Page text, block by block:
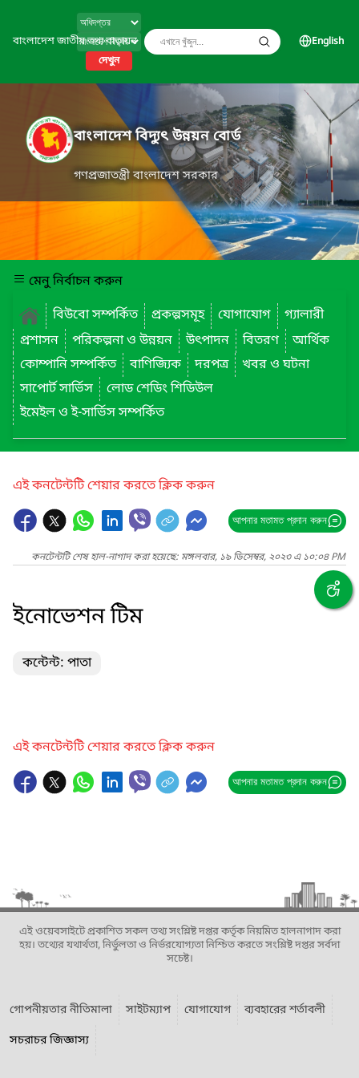
বাংলাদেশ জাতীয় তথ্য বাতায়ন
দেখুন
English
বাংলাদেশ বিদ্যুৎ উন্নয়ন বোর্ড
গণপ্রজাতন্ত্রী বাংলাদেশ সরকার
মেনু নির্বাচন করুন
বিউবো সম্পর্কিত
প্রকল্পসমূহ যোগাযোগ
গ্যালারী
প্রশাসন
পরিকল্পনা ও উন্নয়ন উৎপাদন বিতরণ
আর্থিক
কোম্পানি সম্পর্কিত
বাণিজ্যিক দরপত্র
খবর ও ঘটনা
সাপোর্ট সার্ভিস
লোড শেডিং শিডিউল
ইমেইল ও ই-সার্ভিস সম্পর্কিত
এই কনটেন্টটি শেয়ার করতে ক্লিক করুন
আপনার মতামত প্রদান করুন
কনটেন্টটি শেষ হাল-নাগাদ করা হয়েছে: মঙ্গলবার, ১৯ ডিসেম্বর, ২০২৩ এ ১০:০৪ PM
ইনোভেশন টিম
কন্টেন্ট: পাতা
এই কনটেন্টটি শেয়ার করতে ক্লিক করুন
আপনার মতামত প্রদান করুন
এই ওয়েবসাইটে প্রকাশিত সকল তথ্য সংশ্লিষ্ট দপ্তর কর্তৃক নিয়মিত হালনাগাদ করা
হয়। তথ্যের যথার্থতা, নির্ভুলতা ও নির্ভরযোগ্যতা নিশ্চিত করতে সংশ্লিষ্ট দপ্তর সর্বদা
সচেষ্ট।
গোপনীয়তার নীতিমালা সাইটম্যাপ যোগাযোগ
ব্যবহারের শর্তাবলী
সচরাচর জিজ্ঞাস্য